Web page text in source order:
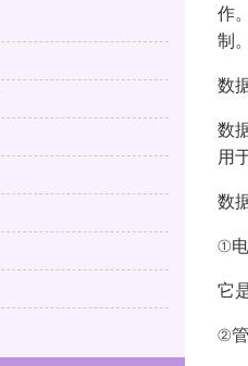
作
制
数
数
用
数
①
它
②